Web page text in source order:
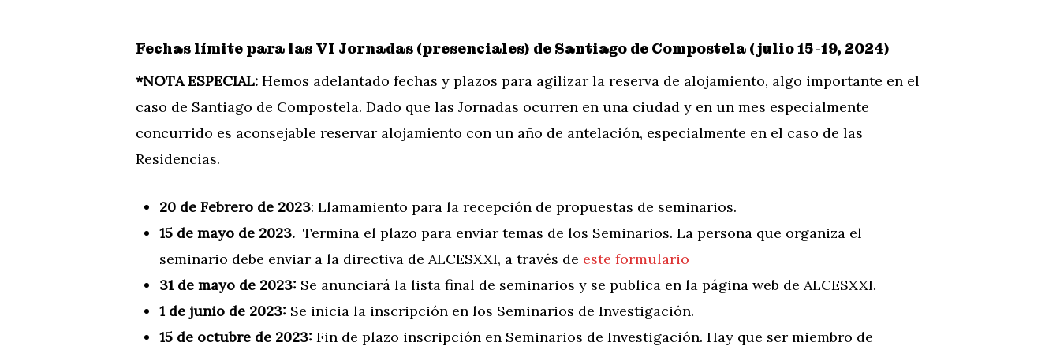
Fechas límite para las VI Jornadas (presenciales) de Santiago de Compostela (julio 15-19, 2024)
*NOTA ESPECIAL: Hemos adelantado fechas y plazos para agilizar la reserva de alojamiento, algo importante en el
caso de Santiago de Compostela. Dado que las Jornadas ocurren en una ciudad y en un mes especialmente
concurrido es aconsejable reservar alojamiento con un año de antelación, especialmente en el caso de las
Residencias.
20 de Febrero de 2023: Llamamiento para la recepción de propuestas de seminarios.
15 de mayo de 2023. Termina el plazo para enviar temas de los Seminarios. La persona que organiza el
seminario debe enviar a la directiva de ALCESXXI, a través de este formulario
31 de mayo de 2023: Se anunciará la lista final de seminarios y se publica en la página web de ALCESXXI.
1 de junio de 2023: Se inicia la inscripción en los Seminarios de Investigación.
15 de octubre de 2023: Fin de plazo inscripción en Seminarios de Investigación. Hay que ser miembro de